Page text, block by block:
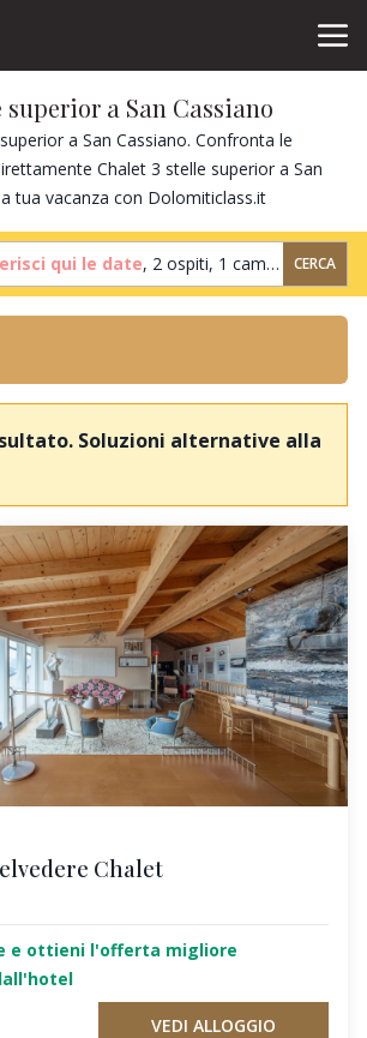
a San Cassiano
a San Cassiano. Confronta le
Chalet 3 stelle superior a San
tua vacanza con Dolomiticlass.it
qui le date, 2 ospiti, 1 camera CERCA
Soluzioni alternative alla
Chalet
e ottieni l'offerta migliore
VEDI ALLOGGIO